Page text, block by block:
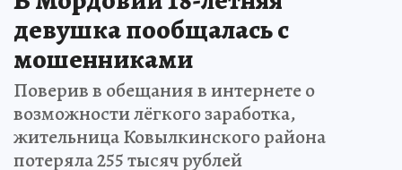
девушка пообщалась с
мошенниками
Поверив в обещания в интернете о
возможности лёгкого заработка,
жительница Ковылкинского района
потеряла 255 тысяч рублей